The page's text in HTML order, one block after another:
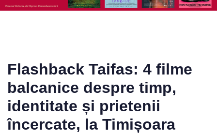
Flashback Taifas: 4 filme
balcanice despre timp,
identitate și prietenii
încercate, la Timișoara